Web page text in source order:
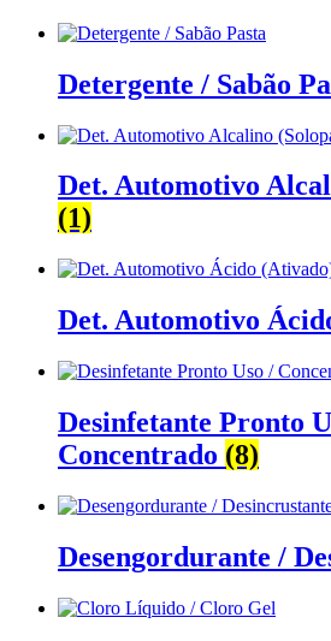
Detergente / Sabão
Det. Automotivo
(1)
Det. Automotivo
Desinfetante Pronto
Concentrado (8)
Desengordurante /